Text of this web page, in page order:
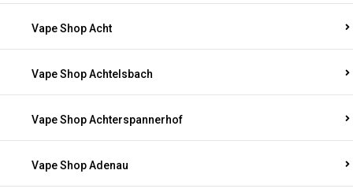
Vape Shop Acht
Vape Shop Achtelsbach
Vape Shop Achterspannerhof
Vape Shop Adenau